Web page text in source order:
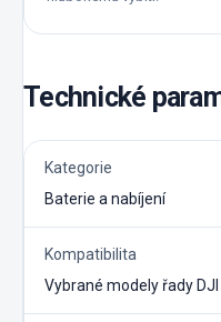
Technické
Kategorie
Baterie a nabíjení
Kompatibilita
Vybrané modely řady DJI